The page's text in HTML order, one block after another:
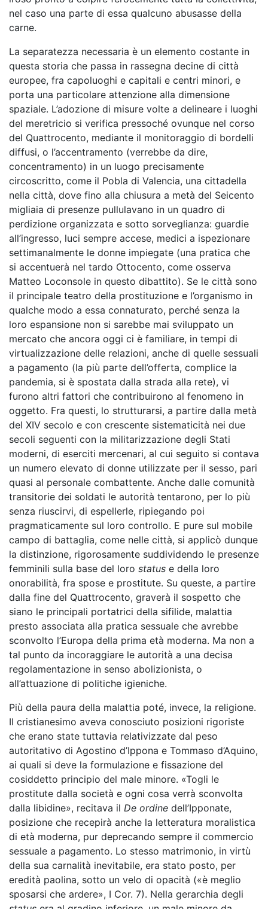
nel caso una parte di essa qualcuno abusasse della
carne.
La separatezza necessaria è un elemento costante in
questa storia che passa in rassegna decine di città
europee, fra capoluoghi e capitali e centri minori, e
porta una particolare attenzione alla dimensione
spaziale. L’adozione di misure volte a delineare i luoghi
del meretricio si verifica pressoché ovunque nel corso
del Quattrocento, mediante il monitoraggio di bordelli
diffusi, o l’accentramento (verrebbe da dire,
concentramento) in un luogo precisamente
circoscritto, come il Pobla di Valencia, una cittadella
nella città, dove fino alla chiusura a metà del Seicento
migliaia di presenze pullulavano in un quadro di
perdizione organizzata e sotto sorveglianza: guardie
all’ingresso, luci sempre accese, medici a ispezionare
settimanalmente le donne impiegate (una pratica che
si accentuerà nel tardo Ottocento, come osserva
Matteo Loconsole in questo dibattito). Se le città sono
il principale teatro della prostituzione e l’organismo in
qualche modo a essa connaturato, perché senza la
loro espansione non si sarebbe mai sviluppato un
mercato che ancora oggi ci è familiare, in tempi di
virtualizzazione delle relazioni, anche di quelle sessuali
a pagamento (la più parte dell’offerta, complice la
pandemia, si è spostata dalla strada alla rete), vi
furono altri fattori che contribuirono al fenomeno in
oggetto. Fra questi, lo strutturarsi, a partire dalla metà
del XIV secolo e con crescente sistematicità nei due
secoli seguenti con la militarizzazione degli Stati
moderni, di eserciti mercenari, al cui seguito si contava
un numero elevato di donne utilizzate per il sesso, pari
quasi al personale combattente. Anche dalle comunità
transitorie dei soldati le autorità tentarono, per lo più
senza riuscirvi, di espellerle, ripiegando poi
pragmaticamente sul loro controllo. E pure sul mobile
campo di battaglia, come nelle città, si applicò dunque
la distinzione, rigorosamente suddividendo le presenze
femminili sulla base del loro status e della loro
onorabilità, fra spose e prostitute. Su queste, a partire
dalla fine del Quattrocento, graverà il sospetto che
siano le principali portatrici della sifilide, malattia
presto associata alla pratica sessuale che avrebbe
sconvolto l’Europa della prima età moderna. Ma non a
tal punto da incoraggiare le autorità a una decisa
regolamentazione in senso abolizionista, o
all’attuazione di politiche igieniche.
Più della paura della malattia poté, invece, la religione.
Il cristianesimo aveva conosciuto posizioni rigoriste
che erano state tuttavia relativizzate dal peso
autoritativo di Agostino d’Ippona e Tommaso d’Aquino,
ai quali si deve la formulazione e fissazione del
cosiddetto principio del male minore. «Togli le
prostitute dalla società e ogni cosa verrà sconvolta
dalla libidine», recitava il De ordine dell’Ipponate,
posizione che recepirà anche la letteratura moralistica
di età moderna, pur deprecando sempre il commercio
sessuale a pagamento. Lo stesso matrimonio, in virtù
della sua carnalità inevitabile, era stato posto, per
eredità paolina, sotto un velo di opacità («è meglio
sposarsi che ardere», I Cor. 7). Nella gerarchia degli